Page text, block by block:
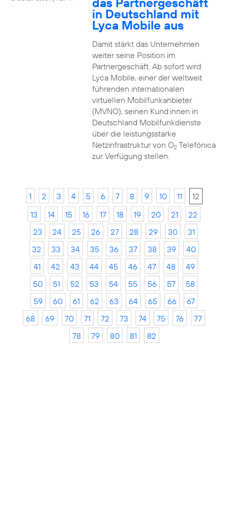
in Deutschland mit
Lyca Mobile aus
Damit stärkt das Unternehmen
weiter seine Position im
Partnergeschäft. Ab sofort wird
Lyca Mobile, einer der weltweit
führenden internationalen
virtuellen Mobilfunkanbieter
(MVNO), seinen Kund:innen in
Deutschland Mobilfunkdienste
über die leistungsstarke
Netzinfrastruktur von O2Telefónica
zur Verfügung stellen.
1 2 3 4 5 6 7 8 9 10 11
12
13
14 15 16 17 18 19 20 21
22
23
24 25 26 27 28 29 30
31
32
33 34 35 36 37 38 39
40
41
42 43 44 45 46 47 48
49
50
51 52 53 54 55 56 57
58
59
60 61 62 63 64 65 66
67
68
69 70 71 72 73 74 75 76
77
78
79 80 81 82